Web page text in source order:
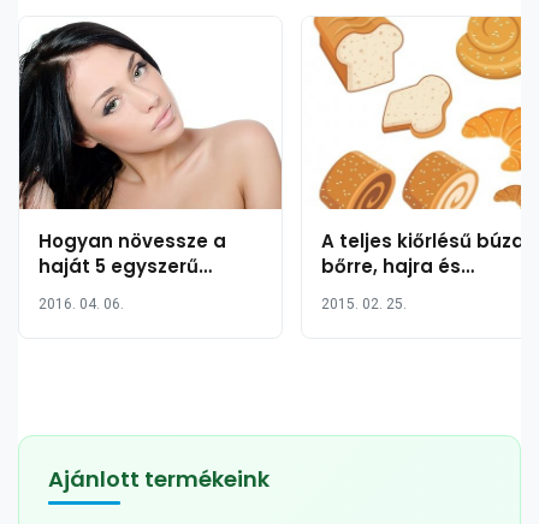
Hogyan növessze a
haját 5 egyszerű
2016. 04. 06.
A teljes kiőrlésű búza
bőrre, hajra és
jótékony hatása 18
2015. 02. 25.
Ajánlott termékeink